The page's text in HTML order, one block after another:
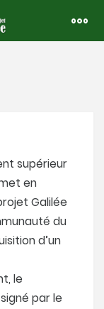
supérieur
en
Galilée
du
d’un
le
par le